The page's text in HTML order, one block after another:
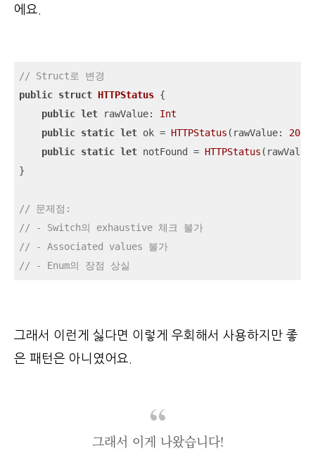
에요.
// Struct로 변경
public struct HTTPStatus {
public let rawValue: Int
public static let ok = HTTPStatus (rawValue: 200
public static let notFound = HTTPStatus
}
// 문제점:
// - Switch의 exhaustive 체크 불가
// - Associated values 불가
// - Enum의 장점 상실
그래서 이런게 싫다면 이렇게 우회해서 사용하지만 좋
은 패턴은 아니였어요.
그래서 이게 나왔습니다!